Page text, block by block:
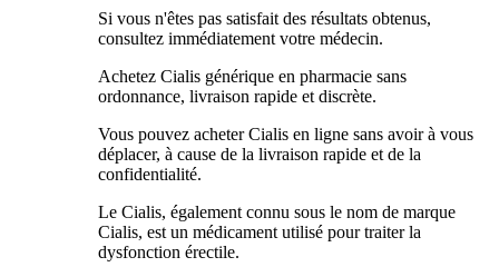
Si vous n'êtes pas satisfait des résultats obtenus,
consultez immédiatement votre médecin.
Achetez Cialis générique en pharmacie sans
ordonnance, livraison rapide et discrète.
Vous pouvez acheter Cialis en ligne sans avoir à vous
déplacer, à cause de la livraison rapide et de la
confidentialité.
Le Cialis, également connu sous le nom de marque
Cialis, est un médicament utilisé pour traiter la
dysfonction érectile.